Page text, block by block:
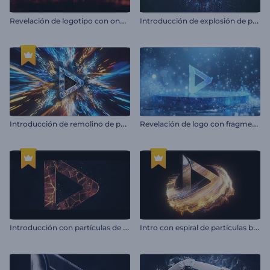
R
evelación de logotipo con ondas de partículas I
ntroducción de explosión de partículas radiantes
I
ntroducción de remolino de partículas brillantes R
evelación de logo con fragmentos de hielo
I
ntroducción con partículas de llama brillante I
ntro con espiral de partículas brillantes